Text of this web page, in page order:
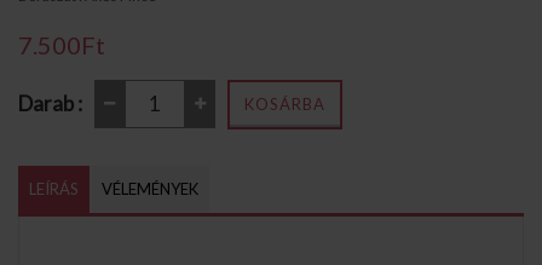
7.500Ft
Darab : KOSÁRBA
LEÍRÁS VÉLEMÉNYEK